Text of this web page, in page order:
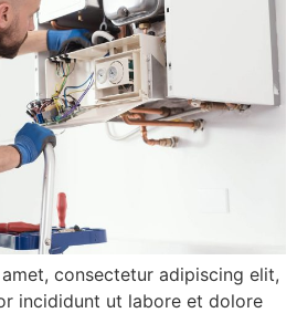
consectetur adipiscing elit,
incididunt ut labore et dolore